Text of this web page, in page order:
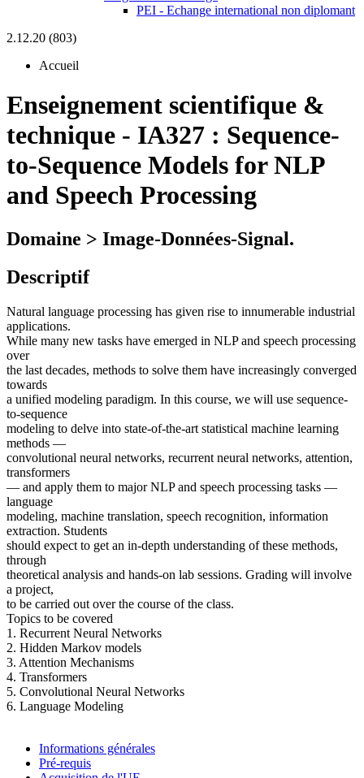
PEI - Echange international non diplomant
2.12.20 (803)
Accueil
Enseignement scientifique &
technique - IA327 : Sequence-
to-Sequence Models for NLP
and Speech Processing
Domaine > Image-Données-Signal.
Descriptif
Natural language processing has given rise to innumerable industrial
applications.
While many new tasks have emerged in NLP and speech processing
over
the last decades, methods to solve them have increasingly converged
towards
a unified modeling paradigm. In this course, we will use sequence-
to-sequence
modeling to delve into state-of-the-art statistical machine learning
methods —
convolutional neural networks, recurrent neural networks, attention,
transformers
— and apply them to major NLP and speech processing tasks —
language
modeling, machine translation, speech recognition, information
extraction. Students
should expect to get an in-depth understanding of these methods,
through
theoretical analysis and hands-on lab sessions. Grading will involve
a project,
to be carried out over the course of the class.
Topics to be covered
1. Recurrent Neural Networks
2. Hidden Markov models
3. Attention Mechanisms
4. Transformers
5. Convolutional Neural Networks
6. Language Modeling
Informations générales
Pré-requis